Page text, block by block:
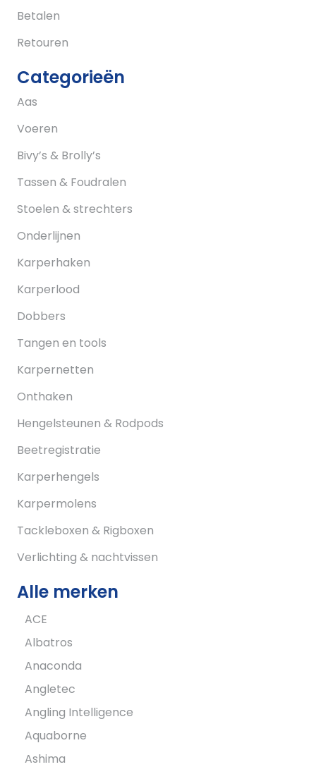
Betalen
Retouren
Categorieën
Aas
Voeren
Bivy’s & Brolly’s
Tassen & Foudralen
Stoelen & strechters
Onderlijnen
Karperhaken
Karperlood
Dobbers
Tangen en tools
Karpernetten
Onthaken
Hengelsteunen & Rodpods
Beetregistratie
Karperhengels
Karpermolens
Tackleboxen & Rigboxen
Verlichting & nachtvissen
Alle merken
ACE
Albatros
Anaconda
Angletec
Angling Intelligence
Aquaborne
Ashima